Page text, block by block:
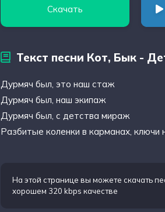
Скачать
Текст песни Кот, Бык -
Дурмяч был, это наш стаж
Дурмяч был, наш экипаж
Дурмяч был, с детства мираж
Разбитые коленки в карманах, ключи
На этой странице вы можете скачать
хорошем 320 kbps качестве